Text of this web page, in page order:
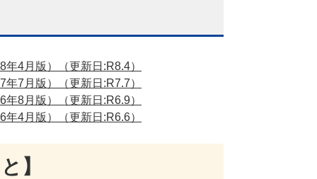
4月版）（更新日:R8.4）
7月版）（更新日:R7.7）
8月版）（更新日:R6.9）
4月版）（更新日:R6.6）
】